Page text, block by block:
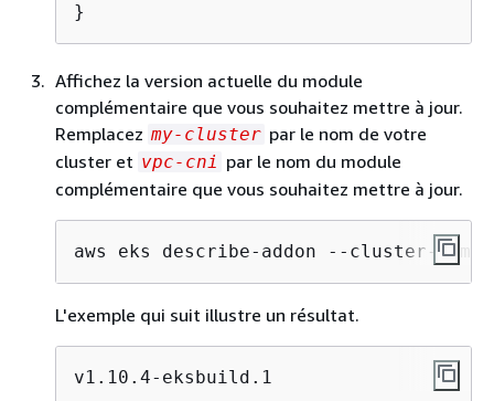
}
Affichez la version actuelle du module
complémentaire que vous souhaitez mettre à jour.
Remplacez my-cluster par le nom de votre
cluster et vpc-cni par le nom du module
complémentaire que vous souhaitez mettre à jour.
aws eks describe-addon --cluster-
L'exemple qui suit illustre un résultat.
v1.10.4-eksbuild.1